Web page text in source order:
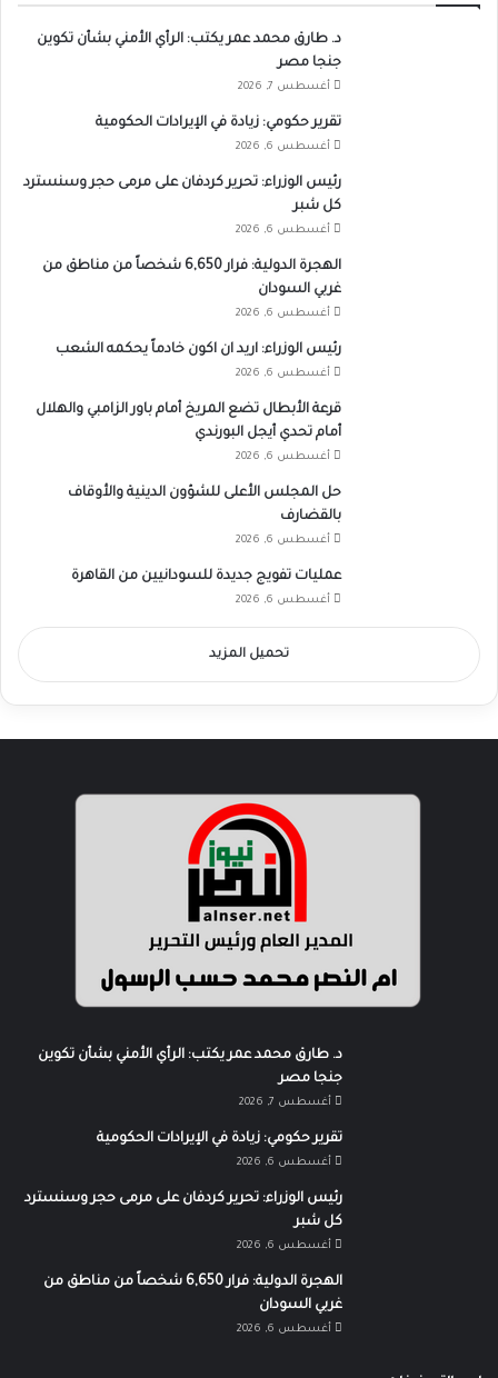
د. طارق محمد عمر يكتب: الرأي الأمني بشأن تكوين
جنجا مصر
أغسطس 7, 2026
تقرير حكومي: زيادة في الإيرادات الحكومية
أغسطس 6, 2026
رئيس الوزراء: تحرير كردفان على مرمى حجر وسنسترد
كل شبر
أغسطس 6, 2026
الهجرة الدولية: فرار 6,650 شخصاً من مناطق من
غربي السودان
أغسطس 6, 2026
رئيس الوزراء: اريد ان اكون خادماً يحكمه الشعب
أغسطس 6, 2026
قرعة الأبطال تضع المريخ أمام باور الزامبي والهلال
أمام تحدي أيجل البورندي
أغسطس 6, 2026
حل المجلس الأعلى للشؤون الدينية والأوقاف
بالقضارف
أغسطس 6, 2026
عمليات تفويج جديدة للسودانيين من القاهرة
أغسطس 6, 2026
تحميل المزيد
د. طارق محمد عمر يكتب: الرأي الأمني بشأن تكوين
جنجا مصر
أغسطس 7, 2026
تقرير حكومي: زيادة في الإيرادات الحكومية
أغسطس 6, 2026
رئيس الوزراء: تحرير كردفان على مرمى حجر وسنسترد
كل شبر
أغسطس 6, 2026
الهجرة الدولية: فرار 6,650 شخصاً من مناطق من
غربي السودان
أغسطس 6, 2026